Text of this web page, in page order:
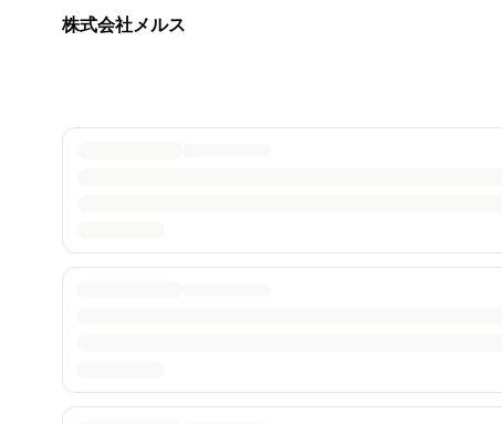
株式会社メルス